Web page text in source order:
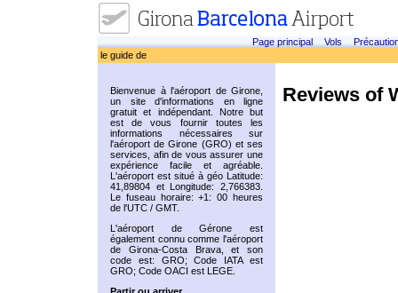
Page principal Vols
le guide de
Bienvenue à l'aéroport de Girone,
un site d'informations en ligne
gratuit et indépendant. Notre but
est de vous fournir toutes les
informations nécessaires sur
l'aéroport de Girone (GRO) et ses
services, afin de vous assurer une
expérience facile et agréable.
L'aéroport est situé à géo Latitude:
41,89804 et Longitude: 2,766383.
Le fuseau horaire: +1: 00 heures
de l'UTC / GMT.
L'aéroport de Gérone est
également connu comme l'aéroport
de Girona-Costa Brava, et son
code est: GRO; Code IATA est
GRO; Code OACI est LEGE.
Reviews of